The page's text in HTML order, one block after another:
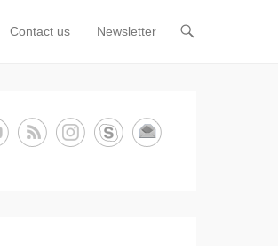
Contact us Newsletter